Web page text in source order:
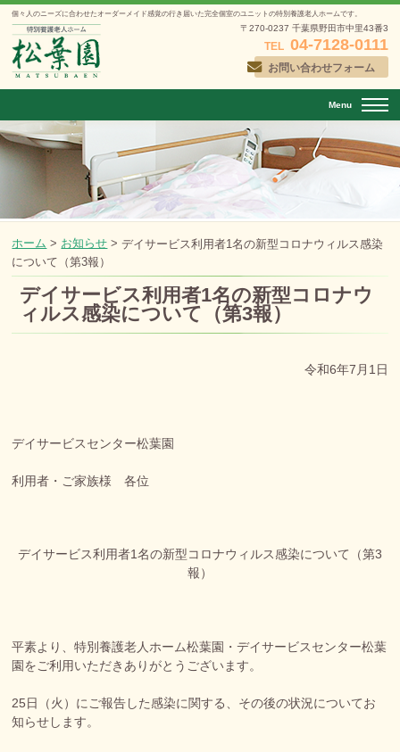
個々人のニーズに合わせたオーダーメイド感覚の行き届いた完全個室のユニットの特別養護老人ホームです。
〒270-0237 千葉県野田市中里43番3
TEL 04-7128-0111
お問い合わせフォーム
Menu
ホーム > お知らせ >デイサービス利用者1名の新型コロナウィルス感染
について（第3報）
デイサービス利用者1名の新型コロナウ
ィルス感染について（第3報）
令和6年7月1日
デイサービスセンター松葉園
利用者・ご家族様 各位
デイサービス利用者1名の新型コロナウィルス感染について（第3
報）
平素より、特別養護老人ホーム松葉園・デイサービスセンター松葉
園をご利用いただきありがとうございます。
25日（火）にご報告した感染に関する、その後の状況についてお
知らせします。